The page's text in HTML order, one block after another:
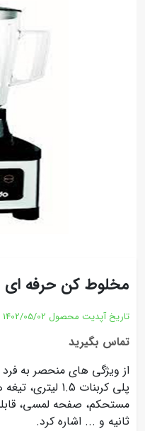
مخلوط کن حرفه ای B185
تاریخ آپدیت محصول 1402/05/02
تماس بگیرید
از ویژگی های منحصر به
پلی کربنات 1.5
ثانیه و ... اشاره کرد.